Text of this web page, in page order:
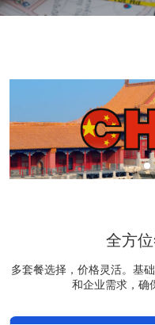
全方
多套餐选择，价格灵活。基
和企业需求，确